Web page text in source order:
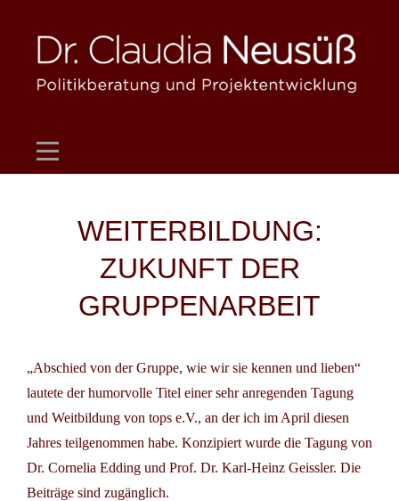
content
WEITERBILDUNG:
ZUKUNFT DER
GRUPPENARBEIT
„Abschied von der Gruppe, wie wir sie kennen und lieben“
lautete der humorvolle Titel einer sehr anregenden Tagung
und Weitbildung von tops e.V., an der ich im April diesen
Jahres teilgenommen habe. Konzipiert wurde die Tagung von
Dr. Cornelia Edding und Prof. Dr. Karl-Heinz Geissler. Die
Beiträge sind zugänglich.
Beitragsnavigation